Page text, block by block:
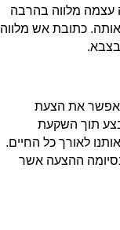
עצמה מלווה בהרבה
כתובת אש מלווה
את הצעת
תוך השקעת
לאורך כל החיים.
ההצעה אשר